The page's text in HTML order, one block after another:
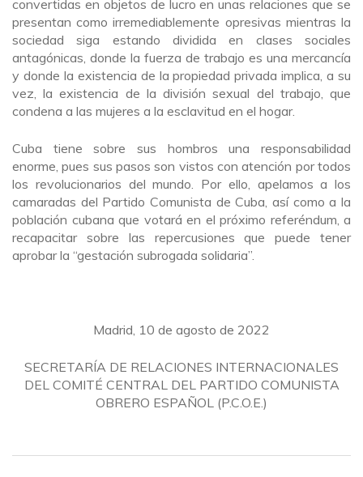
convertidas en objetos de lucro en unas relaciones que se
presentan como irremediablemente opresivas mientras la
sociedad siga estando dividida en clases sociales
antagónicas, donde la fuerza de trabajo es una mercancía
y donde la existencia de la propiedad privada implica, a su
vez, la existencia de la división sexual del trabajo, que
condena a las mujeres a la esclavitud en el hogar.
Cuba tiene sobre sus hombros una responsabilidad
enorme, pues sus pasos son vistos con atención por todos
los revolucionarios del mundo. Por ello, apelamos a los
camaradas del Partido Comunista de Cuba, así como a la
población cubana que votará en el próximo referéndum, a
recapacitar sobre las repercusiones que puede tener
aprobar la “gestación subrogada solidaria”.
Madrid, 10 de agosto de 2022
SECRETARÍA DE RELACIONES INTERNACIONALES
DEL COMITÉ CENTRAL DEL PARTIDO COMUNISTA
OBRERO ESPAÑOL (P.C.O.E.)